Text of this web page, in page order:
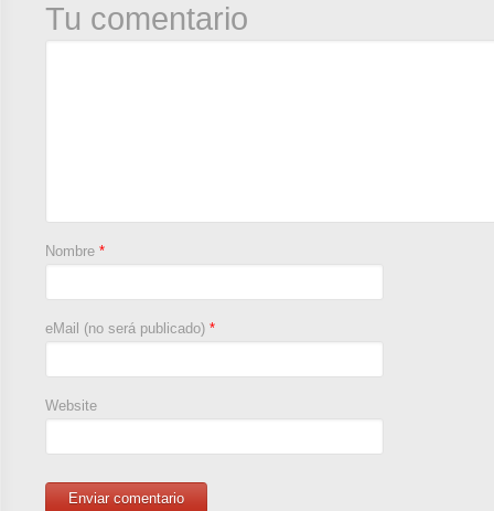
Tu comentario
Nombre *
eMail (no será publicado) *
Website